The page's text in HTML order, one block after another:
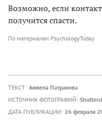
Возможно, если
получится спасти.
По материалам PsychologyToday
ТЕКСТ: Анжела Патракова
ИСТОЧНИК ФОТОГРАФИЙ:
ДАТА ПУБЛИКАЦИИ: 26 февраля